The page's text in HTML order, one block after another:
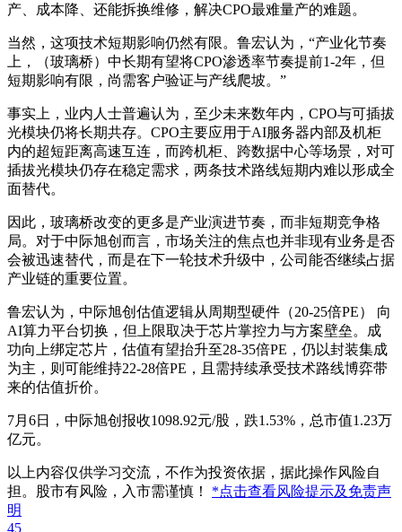
产、成本降、还能拆换维修，解决CPO最难量产的难题。
当然，这项技术短期影响仍然有限。鲁宏认为，“产业化节奏
上，（玻璃桥）中长期有望将CPO渗透率节奏提前1-2年，但
短期影响有限，尚需客户验证与产线爬坡。”
事实上，业内人士普遍认为，至少未来数年内，CPO与可插拔
光模块仍将长期共存。CPO主要应用于AI服务器内部及机柜
内的超短距离高速互连，而跨机柜、跨数据中心等场景，对可
插拔光模块仍存在稳定需求，两条技术路线短期内难以形成全
面替代。
因此，玻璃桥改变的更多是产业演进节奏，而非短期竞争格
局。对于中际旭创而言，市场关注的焦点也并非现有业务是否
会被迅速替代，而是在下一轮技术升级中，公司能否继续占据
产业链的重要位置。
鲁宏认为，中际旭创估值逻辑从周期型硬件（20-25倍PE） 向
AI算力平台切换，但上限取决于芯片掌控力与方案壁垒。成
功向上绑定芯片，估值有望抬升至28-35倍PE，仍以封装集成
为主，则可能维持22-28倍PE，且需持续承受技术路线博弈带
来的估值折价。
7月6日，中际旭创报收1098.92元/股，跌1.53%，总市值1.23万
亿元。
以上内容仅供学习交流，不作为投资依据，据此操作风险自
担。股市有风险，入市需谨慎！ *点击查看风险提示及免责声
明
45